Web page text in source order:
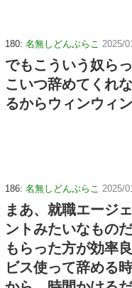
180: 名無しどんぶらこ 2025/
でもこういう奴ら
こいつ辞めてくれ
るからウィンウィ
186: 名無しどんぶらこ 2025/
まあ、就職エージ
ントみたいなもの
もらった方が効率
ビス使って辞める